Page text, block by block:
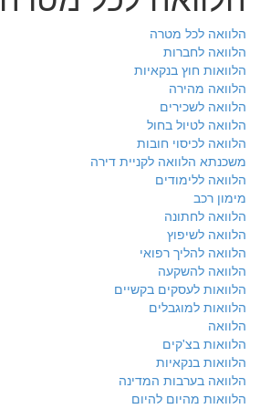
הלוואה לכל מטרה
הלוואה לחברות
הלוואות חוץ בנקאיות
הלוואה מהירה
הלוואה לשכירים
הלוואה לטיול בחול
הלוואה לכיסוי חובות
משכנתא הלוואה לקניית דירה
הלוואה ללימודים
מימון רכב
הלוואה לחתונה
הלוואה לשיפוץ
הלוואה להליך רפואי
הלוואה להשקעה
הלוואות לעסקים בקשיים
הלוואות למוגבלים
הלוואה
הלוואות בצ'קים
הלוואות בנקאיות
הלוואה בערבות המדינה
הלוואות מהיום להיום